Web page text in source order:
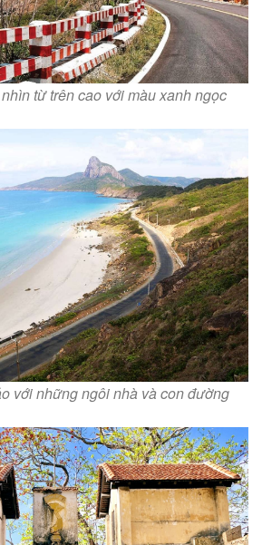
từ trên cao với màu xanh ngọc
với những ngôi nhà và con đường